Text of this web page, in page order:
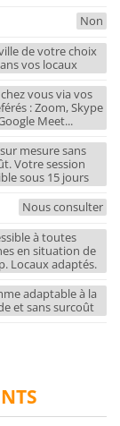
Non
de votre choix
vos locaux
vous via vos
: Zoom, Skype
Meet...
mesure sans
Votre session
sous 15 jours
Nous consulter
à toutes
en situation de
Locaux adaptés.
adaptable à la
et sans surcoût